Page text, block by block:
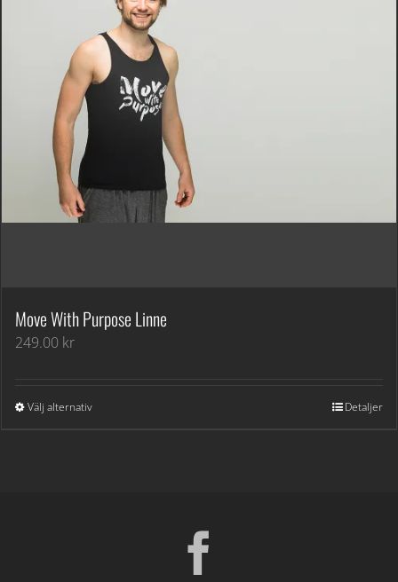
Move With Purpose Linne
249.00 kr
Välj alternativ Detaljer